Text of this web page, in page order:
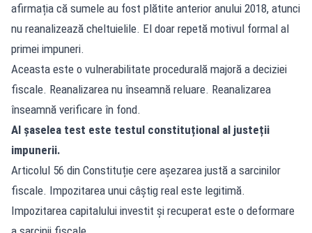
afirmația că sumele au fost plătite anterior anului 2018, atunci
nu reanalizează cheltuielile. El doar repetă motivul formal al
primei impuneri.
Aceasta este o vulnerabilitate procedurală majoră a deciziei
fiscale. Reanalizarea nu înseamnă reluare. Reanalizarea
înseamnă verificare în fond.
Al șaselea test este testul constituțional al justeții
impunerii.
Articolul 56 din Constituție cere așezarea justă a sarcinilor
fiscale. Impozitarea unui câștig real este legitimă.
Impozitarea capitalului investit și recuperat este o deformare